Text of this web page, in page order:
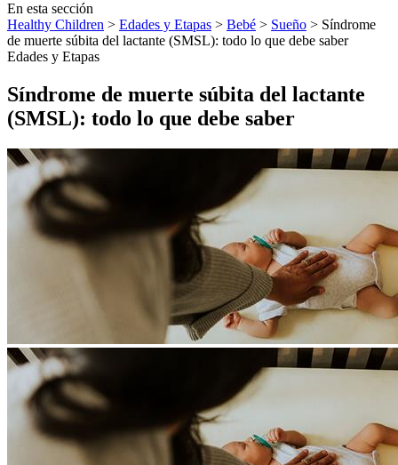
En esta sección
Healthy Children > Edades y Etapas > Bebé > Sueño > Síndrome
de muerte súbita del lactante (SMSL): todo lo que debe saber
Edades y Etapas
Síndrome de muerte súbita del lactante
(SMSL): todo lo que debe saber